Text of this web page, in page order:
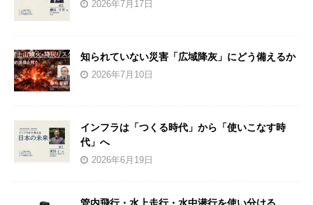
2026年7月17日
知られていない災害「広域降灰」にどう備えるか
2026年7月10日
インフラは「つくる時代」から「使いこなす時
代」へ
2026年6月19日